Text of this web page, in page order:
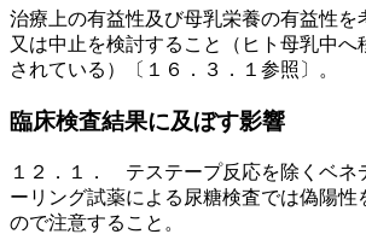
治療上の有益性及び母乳栄養の有益性を
又は中止を検討すること（ヒト母乳中へ
されている）〔１６．３．１参照〕。
臨床検査結果に及ぼす影響
１２．１． テステープ反応を除くベネ
ーリング試薬による尿糖検査では偽陽性
ので注意すること。